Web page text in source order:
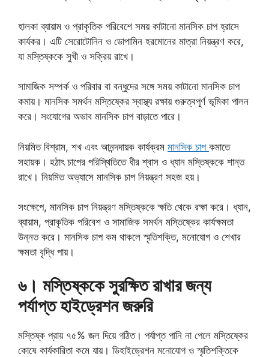
হালকা ব্যায়াম ও প্রাকৃতিক পরিবেশে সময় কাটানো মানসিক চাপ হ্রাসে
কার্যকর। এটি সেরোটোনিন ও ডোপামিন হরমোনের মাত্রা নিয়ন্ত্রণ করে,
যা মস্তিষ্ককে সুখী ও সক্রিয় রাখে।
সামাজিক সম্পর্ক ও পরিবার বা বন্ধুদের সঙ্গে সময় কাটানো মানসিক চাপ
কমায়। মানসিক সমর্থন মস্তিষ্কের স্বাস্থ্য রক্ষায় গুরুত্বপূর্ণ ভূমিকা পালন
করে। সংযোগের অভাব মানসিক চাপ বাড়াতে পারে।
নিয়মিত বিশ্রাম, শখ এবং আনন্দদায়ক কার্যক্রম মানসিক চাপ কমাতে
সহায়ক। হঠাৎ চাপের পরিস্থিতিতে ধীর শ্বাস ও ধ্যান মস্তিষ্ককে শান্ত
রাখে। নিয়মিত অভ্যাসে মানসিক চাপ নিয়ন্ত্রণ সহজ হয়।
সংক্ষেপে, মানসিক চাপ নিয়ন্ত্রণ মস্তিষ্ককে ক্ষতি থেকে রক্ষা করে। ধ্যান,
ব্যায়াম, প্রাকৃতিক পরিবেশ ও সামাজিক সমর্থন মস্তিষ্কের কার্যক্ষমতা
উন্নত করে। মানসিক চাপ কম থাকলে স্মৃতিশক্তি, মনোযোগ ও শেখার
ক্ষমতা বৃদ্ধি পায়।
৬। মস্তিষ্ককে সুরক্ষিত রাখার জন্য
পর্যাপ্ত হাইড্রেশন জরুরি
মস্তিষ্ক প্রায় ৭৫% জল দিয়ে গঠিত। পর্যাপ্ত পানি না পেলে মস্তিষ্কের
কোষে কার্যকারিতা কমে যায়। ডিহাইড্রেশন মনোযোগ ও স্মৃতিশক্তিকে